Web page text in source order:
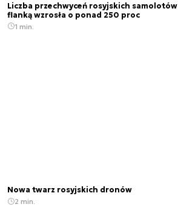
Liczba przechwyceń rosyjskich
flanką wzrosła o ponad 250 proc
1 min.
Nowa twarz rosyjskich dronów
2 min.